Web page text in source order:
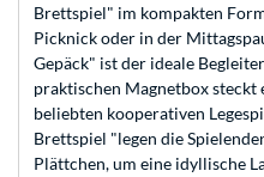
Brettspiel" im kompakten
Picknick oder in der
Gepäck" ist der ideale
praktischen Magnetbox steckt
beliebten kooperativen
Brettspiel "legen die
Plättchen, um eine idyllische